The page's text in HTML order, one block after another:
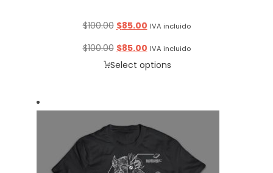
$100.00 Original
was:
$100.00.
$85.00Current
is:
$85.00.
IVA incluido
$100.00 Original
price
$85.00Current
price
IVA incluido
Select options